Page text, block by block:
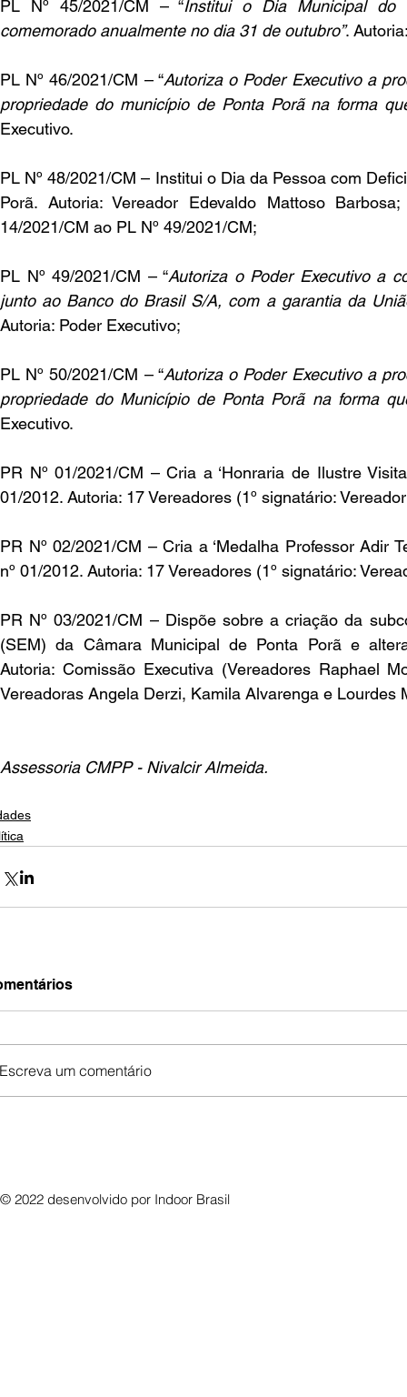
PL Nº 45/2021/CM – “Institui o Dia Municipal do
comemorado anualmente no dia 31 de outubro”.
PL Nº 46/2021/CM – “Autoriza o Poder Executivo a
propriedade do município de Ponta Porã na forma
Executivo.
PL Nº 48/2021/CM – Institui o Dia da Pessoa com
Porã. Autoria: Vereador Edevaldo Mattoso
14/2021/CM ao PL Nº 49/2021/CM;
PL Nº 49/2021/CM – “Autoriza o Poder Executivo a
junto ao Banco do Brasil S/A, com a garantia da
Autoria: Poder Executivo;
PL Nº 50/2021/CM – “Autoriza o Poder Executivo a
propriedade do Município de Ponta Porã na forma
Executivo.
PR Nº 01/2021/CM – Cria a ‘Honraria de Ilustre
01/2012. Autoria: 17 Vereadores (1º signatário:
PR Nº 02/2021/CM – Cria a ‘Medalha Professor Adir
nº 01/2012. Autoria: 17 Vereadores (1º signatário:
PR Nº 03/2021/CM – Dispõe sobre a criação da
(SEM) da Câmara Municipal de Ponta Porã e
Autoria: Comissão Executiva (Vereadores Raphael
Vereadoras Angela Derzi, Kamila Alvarenga e Lourdes
Assessoria CMPP - Nivalcir Almeida.
Escreva um comentário
© 2022 desenvolvido por Indoor Brasil